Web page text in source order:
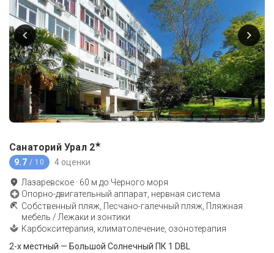
Санаторий Урал 2★
9.7 / 10 4 оценки
Лазаревское · 60 м до Черного моря
Опорно-двигательный аппарат, нервная система
Собственный пляж, Песчано-галечный пляж, Пляжная
мебель / Лежаки и зонтики
Карбокситерапия, климатолечение, озонотерапия
2-x местный — Большой Солнечный ПК 1 DBL